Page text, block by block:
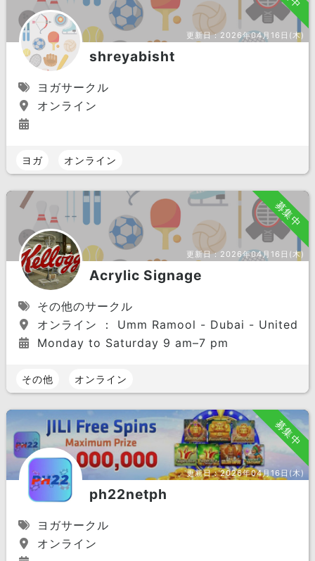
更新日： 2026年04月16日(木)
shreyabisht
ヨガサークル
オンライン
ヨガ オンライン
募集中
更新日： 2026年04月16日(木)
Acrylic Signage
その他のサークル
オンライン ： Umm Ramool - Dubai - United
Monday to Saturday 9 am–7 pm
その他 オンライン
募集中
更新日：2026年04月16日(木)
ph22netph
ヨガサークル
オンライン